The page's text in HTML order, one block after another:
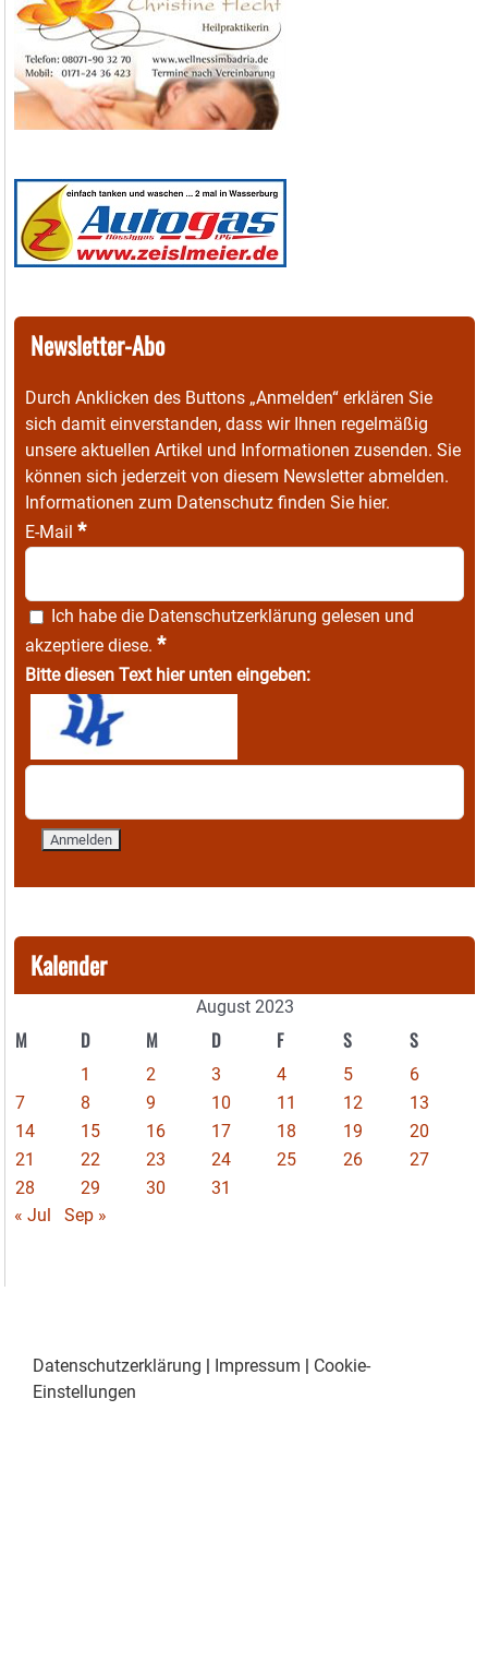
Newsletter-Abo
Durch Anklicken des Buttons „Anmelden“ erklären Sie
sich damit einverstanden, dass wir Ihnen regelmäßig
unsere aktuellen Artikel und Informationen zusenden. Sie
können sich jederzeit von diesem Newsletter abmelden.
Informationen zum Datenschutz finden Sie hier.
E-Mail *
Ich habe die Datenschutzerklärung gelesen und
akzeptiere diese. *
Bitte diesen Text hier unten eingeben:
Kalender
August 2023
M D M D F S S
1 2 3 4 5
6
7
8 9 10 11 12
13
14
15 16 17 18 19
20
21
22 23 24 25 26
27
28
29 30
31
« Jul
Sep »
Datenschutzerklärung | Impressum | Cookie-
Einstellungen